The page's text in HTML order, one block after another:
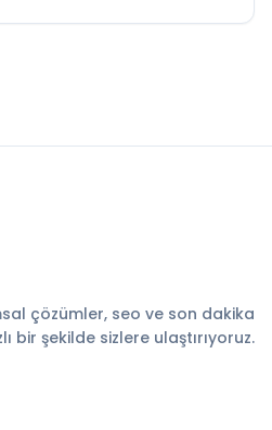
çözümler, seo ve son dakika
bir şekilde sizlere ulaştırıyoruz.